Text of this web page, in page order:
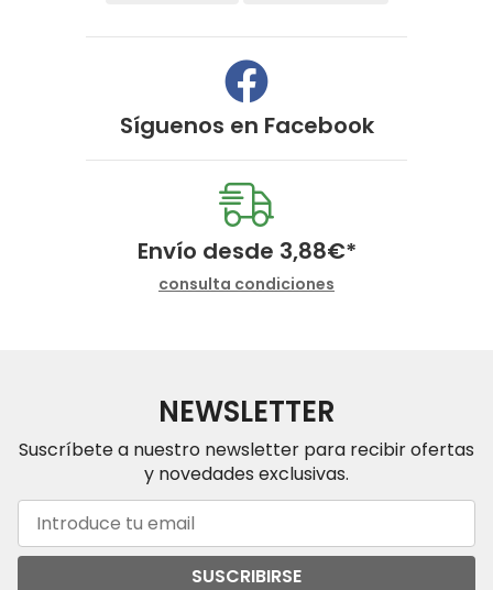
Síguenos en Facebook
Envío desde 3,88€*
consulta condiciones
NEWSLETTER
Suscríbete a nuestro newsletter para recibir ofertas
y novedades exclusivas.
SUSCRIBIRSE